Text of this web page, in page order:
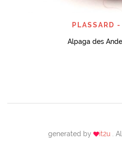
PLASSARD -
Alpaga des
generated by it2u .